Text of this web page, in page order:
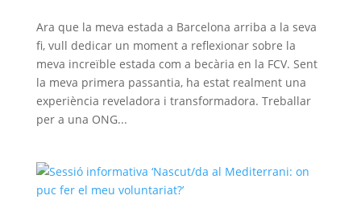
Ara que la meva estada a Barcelona arriba a la seva
fi, vull dedicar un moment a reflexionar sobre la
meva increïble estada com a becària en la FCV. Sent
la meva primera passantia, ha estat realment una
experiència reveladora i transformadora. Treballar
per a una ONG...